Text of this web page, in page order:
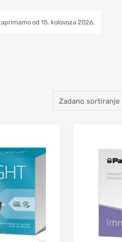
od 15. kolovoza 2026.